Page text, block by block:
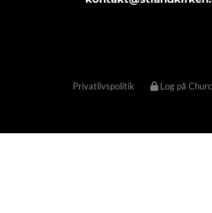
Privatlivspolitik Log på